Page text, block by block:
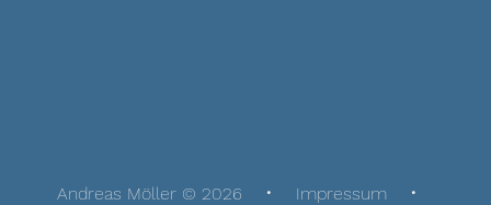
Andreas Möller © 2026 Impressum